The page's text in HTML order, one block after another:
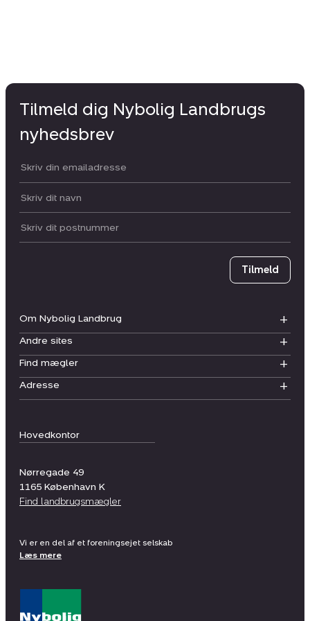
Hovedkontor
Nørregade 49
1165 København K
Find landbrugsmægler
Om Nybolig Landbrug
Andre sites
Find mægler
Adresse
Tilmeld dig Nybolig Landbrugs
nyhedsbrev
Din email:
Dit navn:
Postnummer
Tilmeld
Vi er en del af et foreningsejet selskab
Læs mere